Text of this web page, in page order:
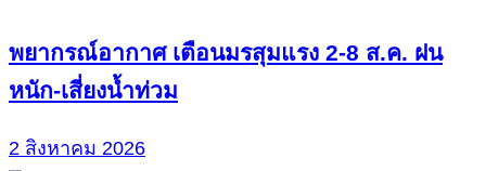
พยากรณ์อากาศ เตือนมรสุมแรง 2-8 ส.ค. ฝน
หนัก-เสี่ยงน้ำท่วม
2 สิงหาคม 2026